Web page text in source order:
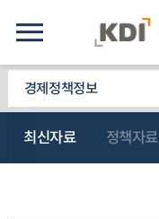
경제정책정보
최신자료 정책자료